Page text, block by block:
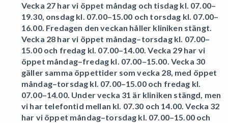
Vecka 27 har vi öppet måndag och tisdag kl. 07.00–
19.30, onsdag kl. 07.00–15.00 och torsdag kl. 07.00–
16.00. Fredagen den veckan håller kliniken stängt.
Vecka 28 har vi öppet måndag–torsdag kl. 07.00–
15.00 och fredag kl. 07.00–14.00. Vecka 29 har vi
öppet måndag–fredag kl. 07.00–15.00. Vecka 30
gäller samma öppettider som vecka 28, med öppet
måndag–torsdag kl. 07.00–15.00 och fredag kl.
07.00–14.00. Under vecka 31 är kliniken stängd, men
vi har telefontid mellan kl. 07.30 och 14.00. Vecka 32
har vi öppet måndag–torsdag kl. 07.00–15.00 och